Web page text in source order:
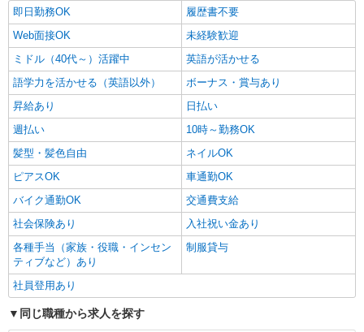
即日勤務OK
履歴書不要
Web面接OK
未経験歓迎
ミドル（40代～）活躍中
英語が活かせる
語学力を活かせる（英語以外）
ボーナス・賞与あり
昇給あり
日払い
週払い
10時～勤務OK
髪型・髪色自由
ネイルOK
ピアスOK
車通勤OK
バイク通勤OK
交通費支給
社会保険あり
入社祝い金あり
各種手当（家族・役職・インセン
ティブなど）あり
制服貸与
社員登用あり
同じ職種から求人を探す